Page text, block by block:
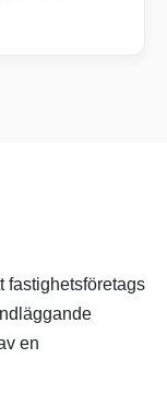
fastighetsföretags
en